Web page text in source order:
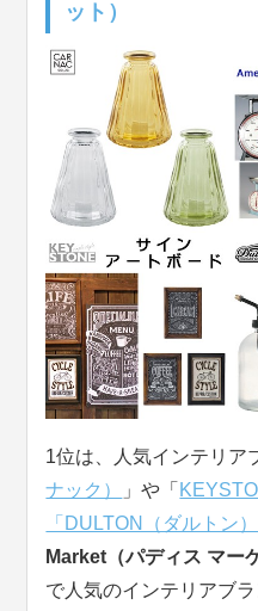
ット）
1位は、人気インテリア
ナック）
」や「
「DULTON（ダルトン）
Market（パディス マー
で人気のインテリアブ